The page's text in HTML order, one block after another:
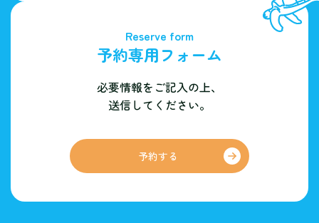
Reserve form
予約専用フォーム
必要情報をご記入の上、
送信してください。
予約する